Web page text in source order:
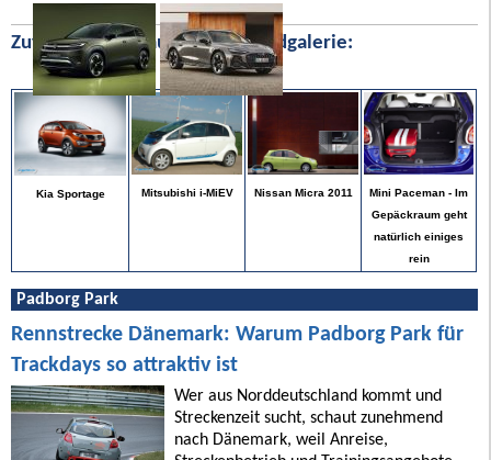
Zufällige Bilder aus unserer Bildgalerie:
Kia Sportage Mitsubishi i-MiEV Nissan Micra 2011
Mini Paceman - Im
Gepäckraum geht
natürlich einiges
rein
Padborg Park
Rennstrecke Dänemark: Warum Padborg Park für
Trackdays so attraktiv ist
Wer aus Norddeutschland kommt und
Streckenzeit sucht, schaut zunehmend
nach Dänemark, weil Anreise,